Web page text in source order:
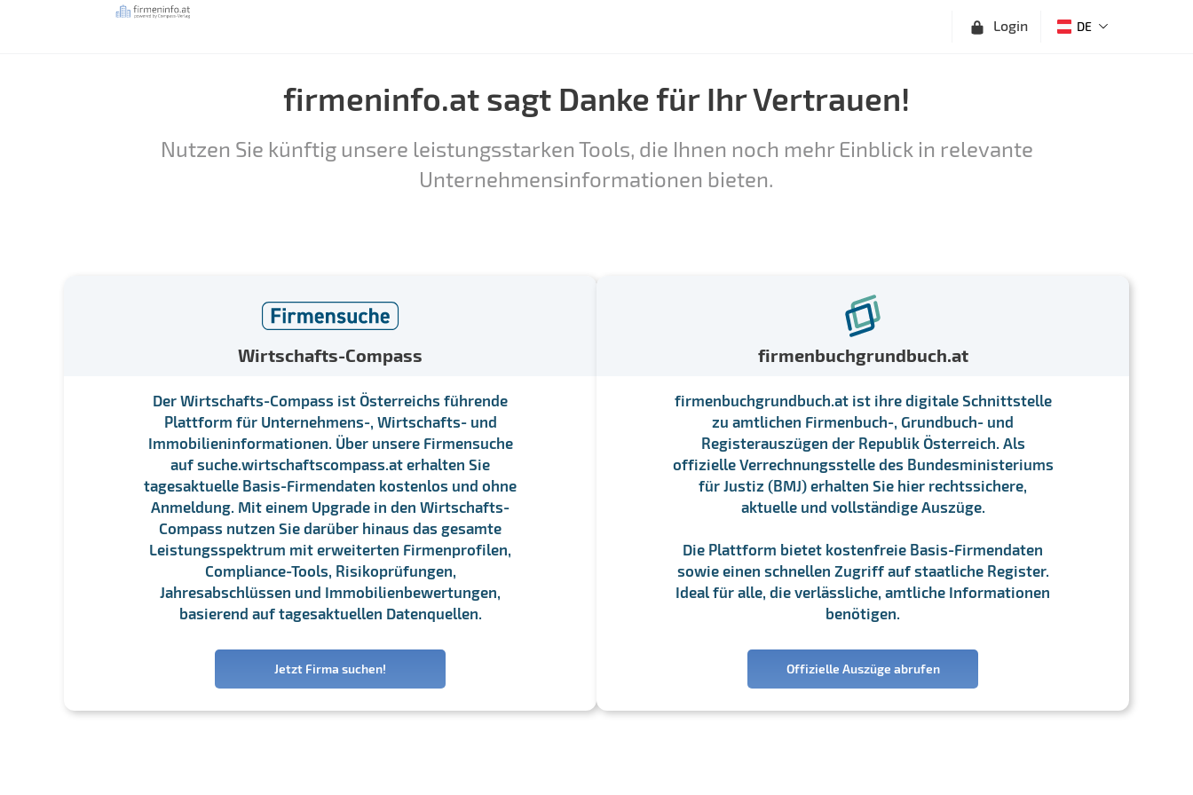
Login DE
firmeninfo.at sagt Danke für Ihr Vertrauen!
Nutzen Sie künftig unsere leistungsstarken Tools, die Ihnen noch mehr Einblick in relevante
Unternehmensinformationen bieten.
Wirtschafts-Compass
Der Wirtschafts-Compass ist Österreichs führende
Plattform für Unternehmens-, Wirtschafts- und
Immobilieninformationen. Über unsere Firmensuche
auf suche.wirtschaftscompass.at erhalten Sie
tagesaktuelle Basis-Firmendaten kostenlos und ohne
Anmeldung. Mit einem Upgrade in den Wirtschafts-
Compass nutzen Sie darüber hinaus das gesamte
Leistungsspektrum mit erweiterten Firmenprofilen,
Compliance-Tools, Risikoprüfungen,
Jahresabschlüssen und Immobilienbewertungen,
basierend auf tagesaktuellen Datenquellen.
Jetzt Firma suchen!
firmenbuchgrundbuch.at
firmenbuchgrundbuch.at ist ihre digitale Schnittstelle
zu amtlichen Firmenbuch-, Grundbuch- und
Registerauszügen der Republik Österreich. Als
offizielle Verrechnungsstelle des Bundesministeriums
für Justiz (BMJ) erhalten Sie hier rechtssichere,
aktuelle und vollständige Auszüge.
Die Plattform bietet kostenfreie Basis-Firmendaten
sowie einen schnellen Zugriff auf staatliche Register.
Ideal für alle, die verlässliche, amtliche Informationen
benötigen.
Offizielle Auszüge abrufen